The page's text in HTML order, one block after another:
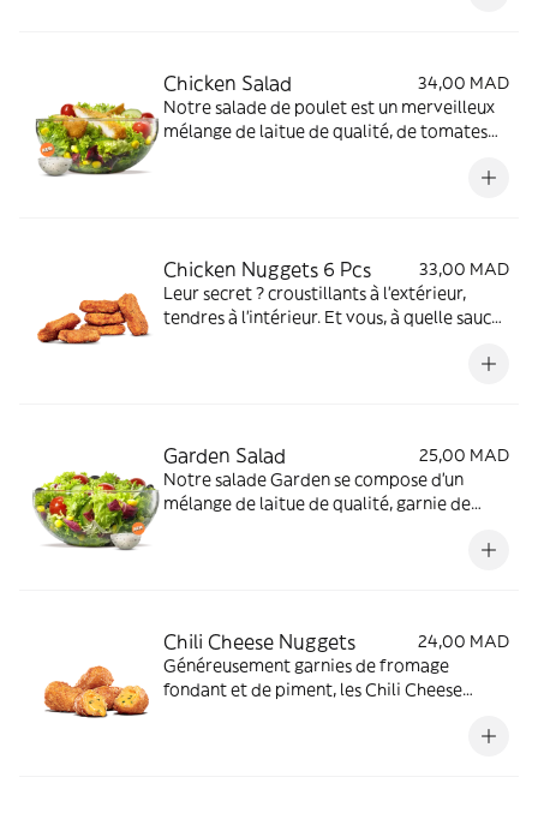
Chicken Salad
34,00 MAD
Notre salade de poulet est un merveilleux
mélange de laitue de qualité, de tomates
Chicken Nuggets 6 Pcs
33,00 MAD
Leur secret ? croustillants à l'extérieur,
tendres à l'intérieur. Et vous, à quelle sauce
Garden Salad
25,00 MAD
Notre salade Garden se compose d'un
mélange de laitue de qualité, garnie de
et d'une sauce Caesar onctueuse. Fraicheur
Chili Cheese Nuggets
24,00 MAD
Généreusement garnies de fromage
fondant et de piment, les Chili Cheese